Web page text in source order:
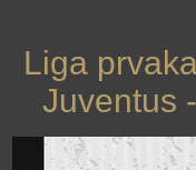
Liga
Juventus